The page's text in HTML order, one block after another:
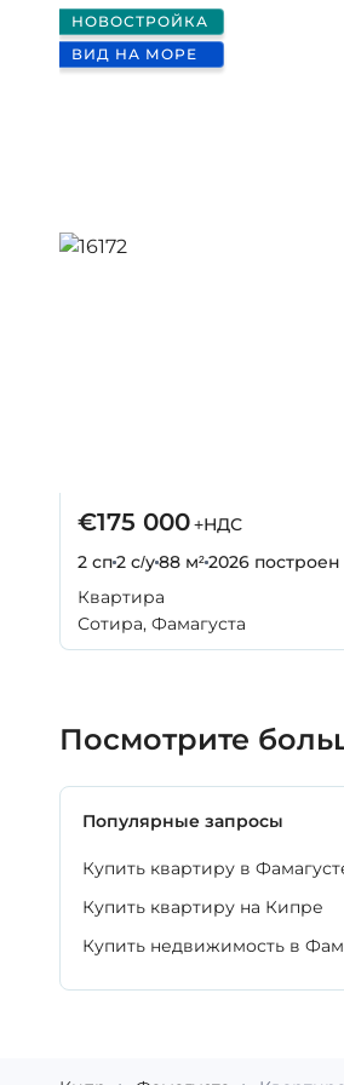
НОВОСТРОЙКА
ВИД НА МОРЕ
€175 000+НДС
2 сп2 с/у88 м²2026 построен
Квартира
Сотира, Фамагуста
Посмотрите
Популярные запросы
Купить квартиру в
Купить квартиру на Кипре
Купить недвижимость в